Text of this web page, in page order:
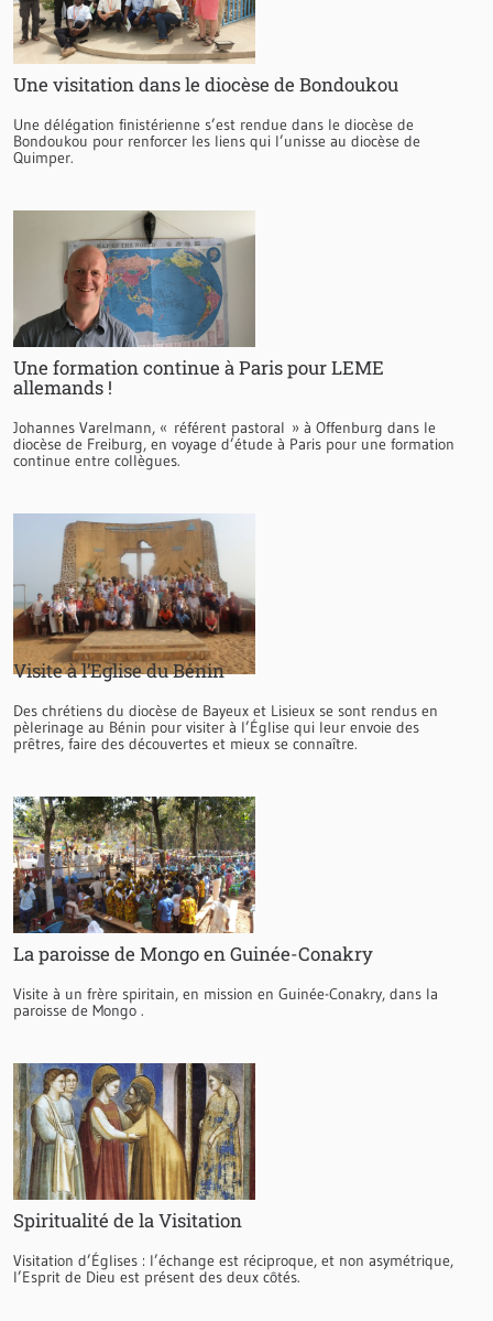
Une visitation dans le diocèse de Bondoukou
Une délégation finistérienne s’est rendue dans le diocèse de
Bondoukou pour renforcer les liens qui l’unisse au diocèse de
Quimper.
Une formation continue à Paris pour LEME
allemands !
Johannes Varelmann, « référent pastoral » à Offenburg dans le
diocèse de Freiburg, en voyage d’étude à Paris pour une formation
continue entre collègues.
Visite à l’Eglise du Bénin
Des chrétiens du diocèse de Bayeux et Lisieux se sont rendus en
pèlerinage au Bénin pour visiter à l’Église qui leur envoie des
prêtres, faire des découvertes et mieux se connaître.
La paroisse de Mongo en Guinée-Conakry
Visite à un frère spiritain, en mission en Guinée-Conakry, dans la
paroisse de Mongo .
Spiritualité de la Visitation
Visitation d’Églises : l’échange est réciproque, et non asymétrique,
l’Esprit de Dieu est présent des deux côtés.